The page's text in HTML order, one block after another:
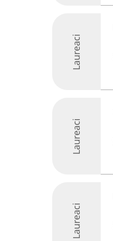
Laureaci
Laureaci
Laureaci